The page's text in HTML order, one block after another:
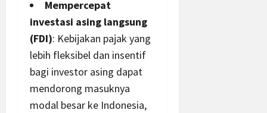
Mempercepat
investasi asing langsung
(FDI): Kebijakan pajak yang
lebih fleksibel dan insentif
bagi investor asing dapat
mendorong masuknya
modal besar ke Indonesia,